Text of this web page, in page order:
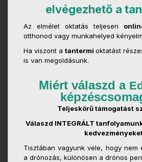
elvégezhető a
Az elmélet oktatás teljesen
otthonod vagy munkahelyed
Ha viszont a tantermi oktatást
is van megoldásunk.
Miért válaszd a
Teljeskörű támogatást
Válaszd INTEGRÁLT
Tisztában vagyunk vele, hogy nem
a drónozás, különösen a drónos